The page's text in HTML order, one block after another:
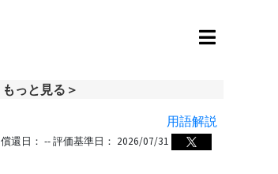
もっと見る＞
用語解説
償還日： -- 評価基準日： 2026/07/31